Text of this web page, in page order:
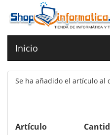
Inicio
Se ha añadido el artículo al
Artículo